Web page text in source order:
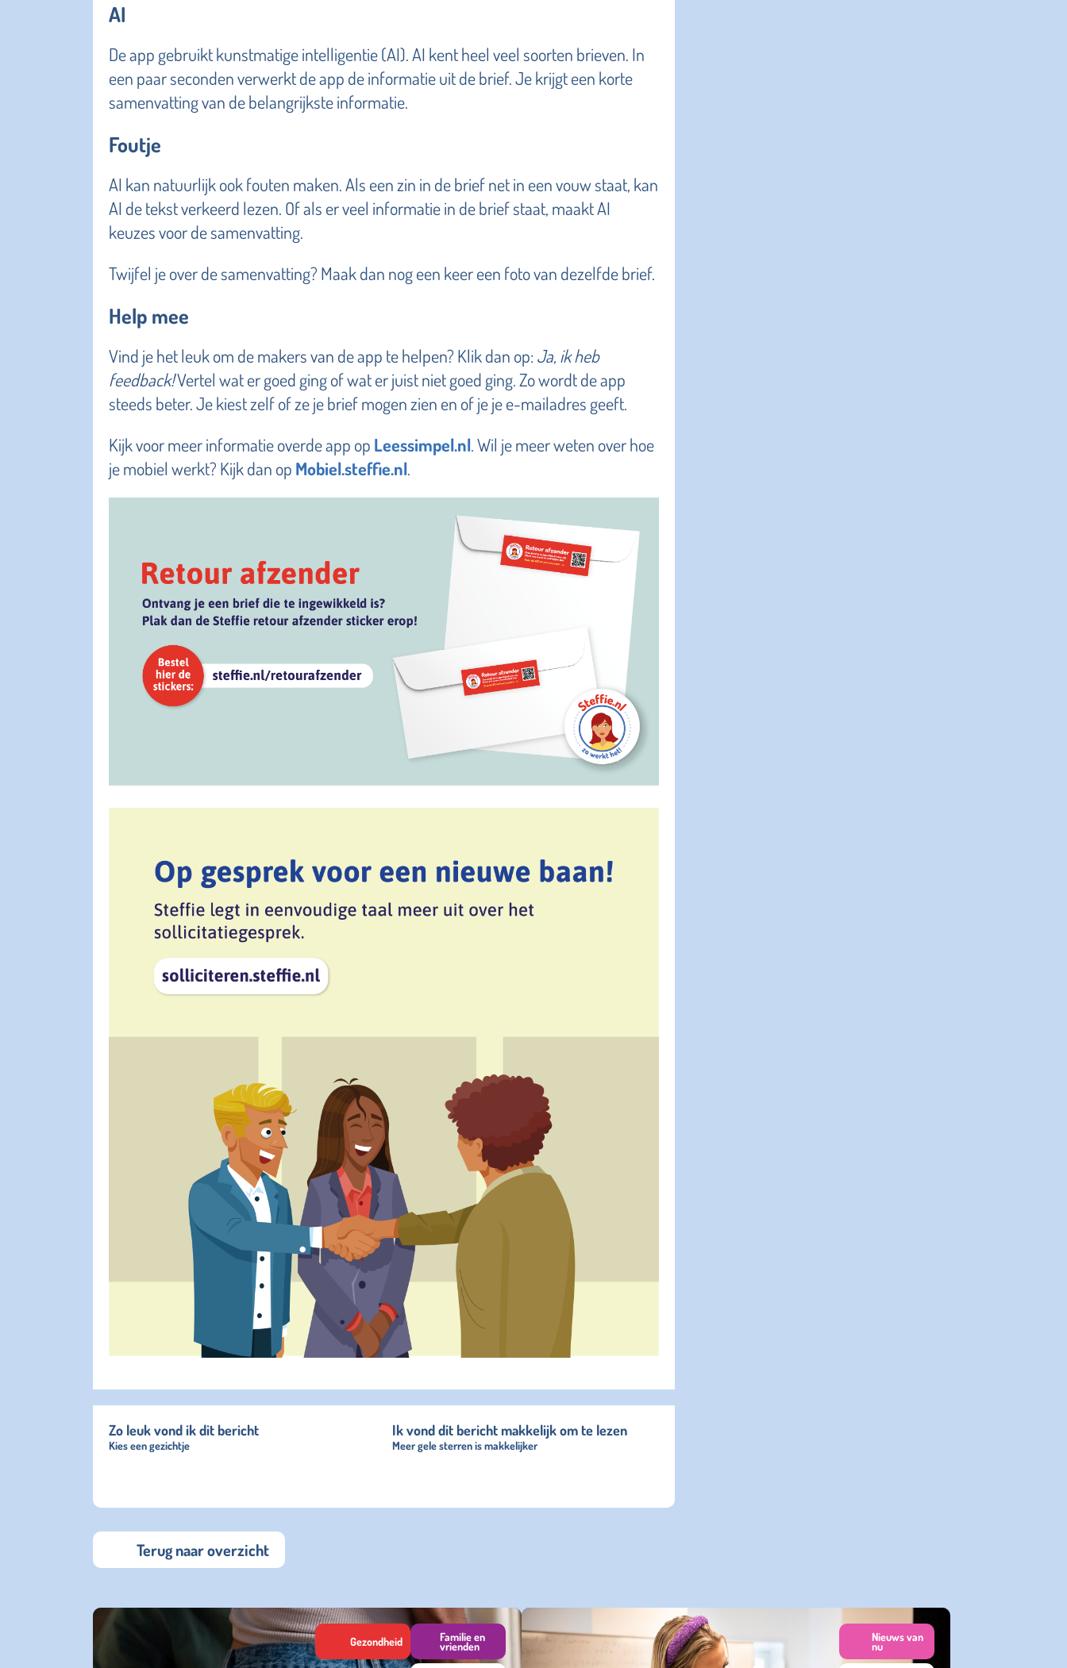
AI
De app gebruikt kunstmatige intelligentie (AI). AI kent heel veel soorten brieven. In
een paar seconden verwerkt de app de informatie uit de brief. Je krijgt een korte
samenvatting van de belangrijkste informatie.
Foutje
AI kan natuurlijk ook fouten maken. Als een zin in de brief net in een vouw staat, kan
AI de tekst verkeerd lezen. Of als er veel informatie in de brief staat, maakt AI
keuzes voor de samenvatting.
Twijfel je over de samenvatting? Maak dan nog een keer een foto van dezelfde brief.
Help mee
Vind je het leuk om de makers van de app te helpen? Klik dan op:Ja, ik heb
feedback!Vertel wat er goed ging of wat er juist niet goed ging. Zo wordt de app
steeds beter. Je kiest zelf of ze je brief mogen zien en of je je e-mailadres geeft.
Kijk voor meer informatie overde app op Leessimpel.nl. Wil je meer weten over hoe
je mobiel werkt? Kijk dan op Mobiel.steffie.nl.
Zo leuk vond ik dit bericht
Kies een gezichtje
Ik vond dit bericht makkelijk om te lezen
Meer gele sterren is makkelijker
Terug naar overzicht
Gezondheid Familie en
vrienden
Nieuws van
nu